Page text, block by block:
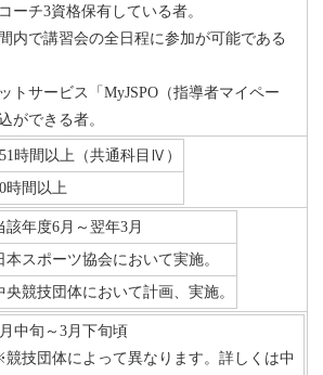
ーチ3資格保有している者。
内で講習会の全日程に参加が可能である
トサービス「MyJSPO（指導者マイペー
ができる者。
時間以上（共通科目Ⅳ）
時間以上
該年度6月～翌年3月
本スポーツ協会において実施。
央競技団体において計画、実施。
中旬～3月下旬頃
技団体によって異なります。詳しくは中